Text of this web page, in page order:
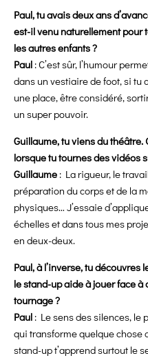
Paul, tu avais deux ans
est-il venu naturellement pour
les autres enfants ?
Paul : C’est sûr, l’humour
dans un vestiaire de foot, si tu
une place, être considéré,
un super pouvoir.
Guillaume, tu viens du
lorsque tu tournes des vidéos
Guillaume : La rigueur, le
préparation du corps et de la
physiques… J’essaie
échelles et dans tous mes
en deux-deux.
Paul, à l’inverse, tu découvres
le stand-up aide à jouer face
tournage ?
Paul : Le sens des silences, le
qui transforme quelque chose
stand-up t’apprend surtout le